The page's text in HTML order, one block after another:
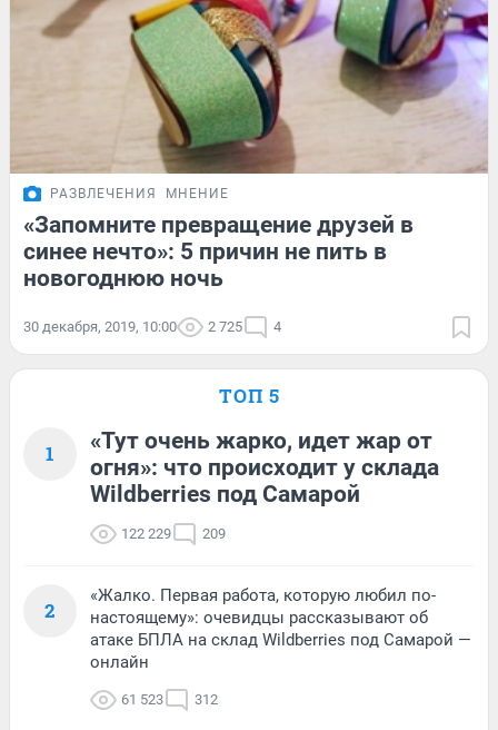
РАЗВЛЕЧЕНИЯ МНЕНИЕ
«Запомните превращение друзей в
синее нечто»: 5 причин не пить в
новогоднюю ночь
30 декабря, 2019, 10:00 2 725 4
ТОП 5
1
«Тут очень жарко, идет жар от
огня»: что происходит у склада
Wildberries под Самарой
122 229 209
2
«Жалко. Первая работа, которую любил по-
настоящему»: очевидцы рассказывают об
атаке БПЛА на склад Wildberries под Самарой —
онлайн
61 523 312